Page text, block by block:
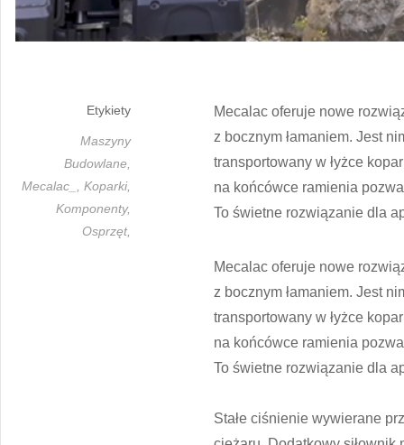
Etykiety
Maszyny
Budowlane,
Mecalac_, Koparki,
Komponenty,
Osprzęt,
Mecalac oferuje nowe
z bocznym łamaniem. Jest
transportowany w łyżce
na końcówce ramienia
To świetne rozwiązanie dla
Mecalac oferuje nowe
z bocznym łamaniem. Jest
transportowany w łyżce
na końcówce ramienia
To świetne rozwiązanie dla
Stałe ciśnienie wywierane